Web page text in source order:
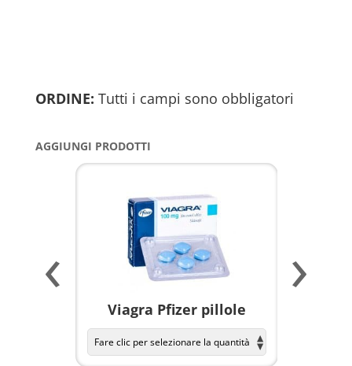
ORDINE: Tutti i campi sono obbligatori
AGGIUNGI PRODOTTI
Viagra Pfizer pillole
‹ ›